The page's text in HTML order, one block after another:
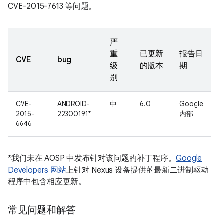
CVE-2015-7613 等问题。
CVE bug
严
重
级
别
已更新
的版本
报告日
期
CVE-
2015-
6646
ANDROID-
22300191*
中 6.0
Google
内部
*我们未在 AOSP 中发布针对该问题的补丁程序。 Google
Developers 网站上针对 Nexus 设备提供的最新二进制驱动
程序中包含相应更新。
常见问题和解答